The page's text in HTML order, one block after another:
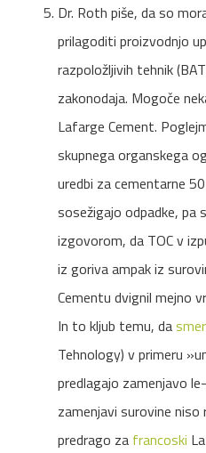
Dr. Roth piše, da so
prilagoditi proizvodnjo
razpoložljivih tehnik
zakonodaja. Mogoče
Lafarge Cement.
skupnega organskega
uredbi za cementarne
sosežigajo odpadke, pa
izgovorom, da TOC v
iz goriva ampak iz
Cementu dvignil mejno
In to kljub temu, da
Tehnology) v primeru
predlagajo zamenjavo
zamenjavi surovine niso
predrago za francoski